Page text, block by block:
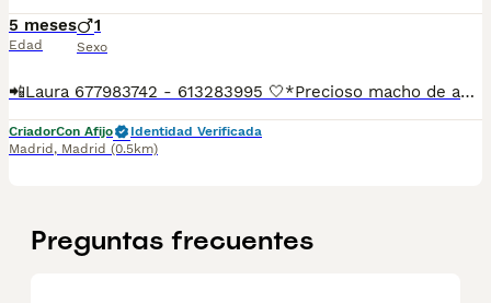
5 meses
Edad
1
Sexo
📲Laura 677983742 - 613283995 🤍*Precioso macho de american bully XL*🤍 ¿Buscas un nuevo compañero para tu hogar? ❤️ Tenemos preciosos cachorros listos para encontrar una familia responsable. ✅ Vacunados ✅ Desparasitados ✅ Cartilla sanitaria ✅ Garantías incluidas ✅ Máxima atención y cuidado Se hacen envíos a toda España: Andalucía: Almería, Cádiz, Córdoba, Granada, Huelva, Jaén, Málaga, Sevilla.Aragón: Huesca, Teruel, Zaragoza.Asturias: Oviedo.Baleares: Palma.Canarias: Las Palmas de Gran Canaria, Santa Cruz de Tenerife.Cantabria: Santander.Castilla-La Mancha: Albacete, Ciudad Real, Cuenca, Guadalajara, Toledo.Castilla y León: Ávila, Burgos, León, Palencia, Salamanca, Segovia, Soria, Valladolid, Zamora.Cataluña: Barcelona, Gerona (Girona), Lérida (Lleida), Tarragona.Comunidad Valenciana: Alicante, Castellón de la Plana, Valencia.Extremadura: Badajoz, Cáceres.Galicia: La Coruña (A Coruña), Lugo, Orense (Ourense), Pontevedra.La Rioja: Logroño.Madrid: Madrid.Murcia: Murcia.Navarra: Pamplona.País Vasco: Bilbao (Vizcaya), San Sebastián (Guipúzcoa), Vitoria (Álava). 🐾 Cachorros sanos, sociables y criados con mucho cariño. 📲 ¡Pregunta sin compromiso por disponibilidad, fotos y precios por mensaje privado!
CriadorCon Afijo
Identidad Verificada
Madrid , Madrid (0.5km)
Preguntas frecuentes